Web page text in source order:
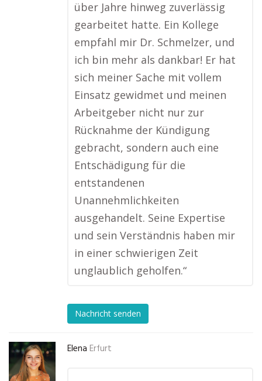
über Jahre hinweg zuverlässig
gearbeitet hatte. Ein Kollege
empfahl mir Dr. Schmelzer, und
ich bin mehr als dankbar! Er hat
sich meiner Sache mit vollem
Einsatz gewidmet und meinen
Arbeitgeber nicht nur zur
Rücknahme der Kündigung
gebracht, sondern auch eine
Entschädigung für die
entstandenen
Unannehmlichkeiten
ausgehandelt. Seine Expertise
und sein Verständnis haben mir
in einer schwierigen Zeit
unglaublich geholfen.“
Nachricht senden
Elena Erfurt